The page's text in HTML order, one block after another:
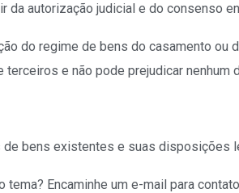
da autorização judicial e do consenso
do regime de bens do casamento
e não pode prejudicar nenhum
bens existentes e suas disposições
Encaminhe um e-mail para